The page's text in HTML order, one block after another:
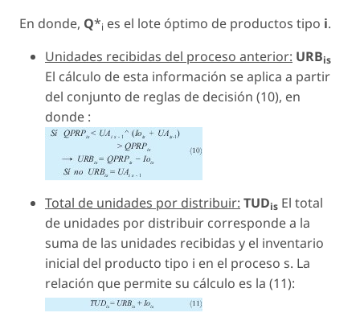
En donde, Q*i es el lote óptimo de productos tipo i.
Unidades recibidas del proceso anterior: URBis
El cálculo de esta información se aplica a partir
del conjunto de reglas de decisión (10), en
donde :
Total de unidades por distribuir: TUDis El total
de unidades por distribuir corresponde a la
suma de las unidades recibidas y el inventario
inicial del producto tipo i en el proceso s. La
relación que permite su cálculo es la (11):